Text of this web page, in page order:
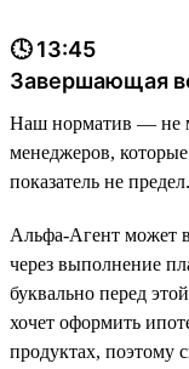
🕓 13:45
Завершающая
Наш норматив — не
менеджеров, которые
показатель не
Альфа-Агент может
через выполнение
буквально перед
хочет оформить
продуктах, поэтому